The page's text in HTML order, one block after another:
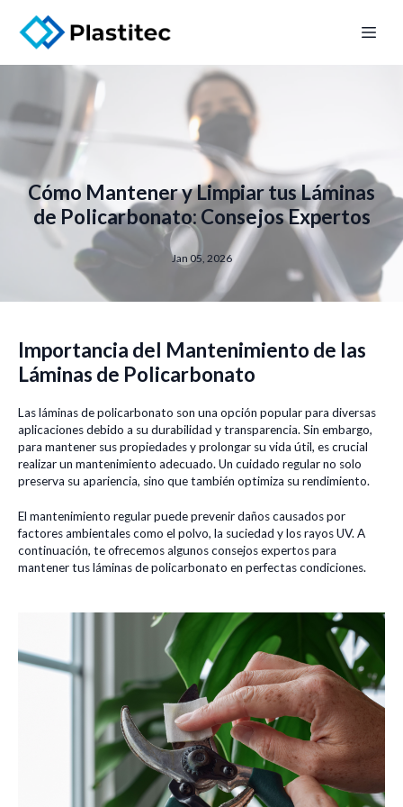
Cómo Mantener y Limpiar tus Láminas
de Policarbonato: Consejos Expertos
Jan 05, 2026
Importancia del Mantenimiento de las
Láminas de Policarbonato
Las láminas de policarbonato son una opción popular para diversas
aplicaciones debido a su durabilidad y transparencia. Sin embargo,
para mantener sus propiedades y prolongar su vida útil, es crucial
realizar un mantenimiento adecuado. Un cuidado regular no solo
preserva su apariencia, sino que también optimiza su rendimiento.
El mantenimiento regular puede prevenir daños causados por
factores ambientales como el polvo, la suciedad y los rayos UV. A
continuación, te ofrecemos algunos consejos expertos para
mantener tus láminas de policarbonato en perfectas condiciones.